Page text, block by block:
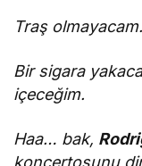
Traş olmayacam.
Bir sigara
içeceğim.
Haa… bak,
konçertosunu